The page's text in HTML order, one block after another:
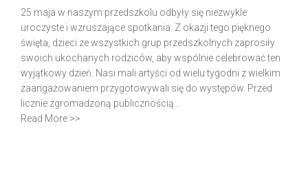
25 maja w naszym przedszkolu odbyły się niezwykle
uroczyste i wzruszające spotkania. Z okazji tego pięknego
święta, dzieci ze wszystkich grup przedszkolnych zaprosiły
swoich ukochanych rodziców, aby wspólnie celebrować ten
wyjątkowy dzień. Nasi mali artyści od wielu tygodni z wielkim
zaangażowaniem przygotowywali się do występów. Przed
licznie zgromadzoną publicznością...
Read More >>